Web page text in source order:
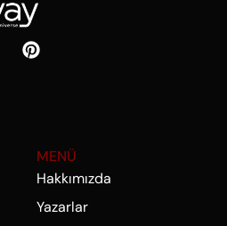
MENÜ
Hakkımızda
Yazarlar